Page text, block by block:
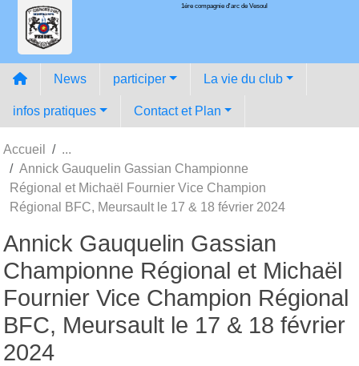
1ére compagnie d'arc de Vesoul
News participer La vie du club
infos pratiques Contact et Plan
Accueil
Annick Gauquelin Gassian Championne
Régional et Michaël Fournier Vice Champion
Régional BFC, Meursault le 17 & 18 février 2024
Annick Gauquelin Gassian
Championne Régional et Michaël
Fournier Vice Champion Régional
BFC, Meursault le 17 & 18 février
2024
Panneau de gestion des cookies